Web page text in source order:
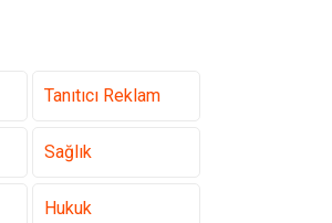
Tanıtıcı Reklam
Sağlık
Hukuk